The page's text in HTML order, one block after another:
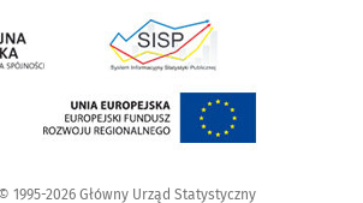
1995-2026 Główny Urząd Statystyczny